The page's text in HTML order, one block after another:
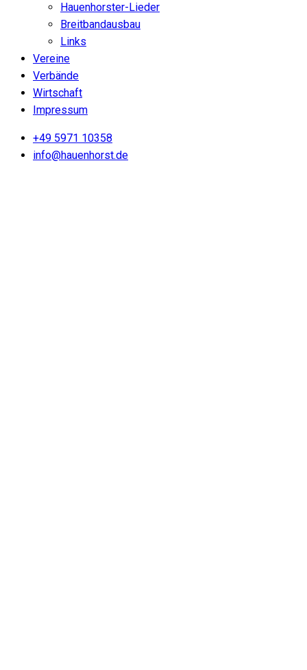
Hauenhorster-Lieder
Breitbandausbau
Links
Vereine
Verbände
Wirtschaft
Impressum
+49 5971 10358
info@hauenhorst.de